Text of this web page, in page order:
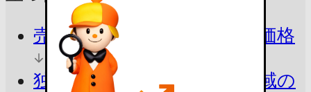
売ったらいくら？ 参考査定価格
独自ロジックで算出
同じ地域の